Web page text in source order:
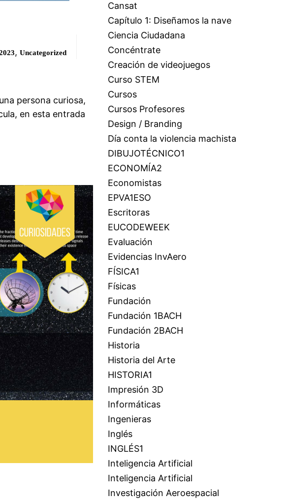
, Uncategorized
persona curiosa,
en esta entrada
Cansat
Capítulo 1: Diseñamos la nave
Ciencia Ciudadana
Concéntrate
Creación de videojuegos
Curso STEM
Cursos
Cursos Profesores
Design / Branding
Día conta la violencia machista
DIBUJOTÉCNICO1
ECONOMÍA2
Economistas
EPVA1ESO
Escritoras
EUCODEWEEK
Evaluación
Evidencias InvAero
FÍSICA1
Físicas
Fundación
Fundación 1BACH
Fundación 2BACH
Historia
Historia del Arte
HISTORIA1
Impresión 3D
Informáticas
Ingenieras
Inglés
INGLÉS1
Inteligencia Artificial
Inteligencia Artificial
Investigación Aeroespacial